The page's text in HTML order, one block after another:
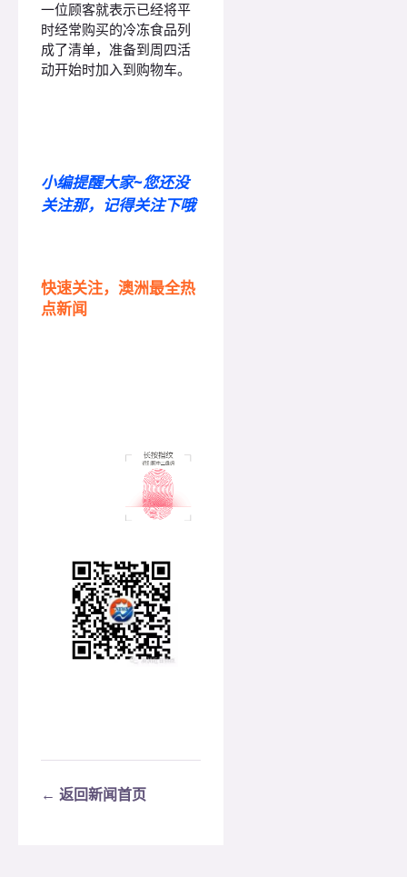
一位顾客就表示已经将平
时经常购买的冷冻食品列
成了清单，准备到周四活
动开始时加入到购物车。
小编提醒大家~您还没
关注那，记得关注下哦
快速关注，澳洲最全热
点新闻
← 返回新闻首页